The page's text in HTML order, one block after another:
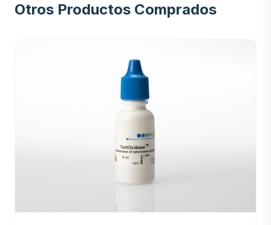
Otros Productos Comprados